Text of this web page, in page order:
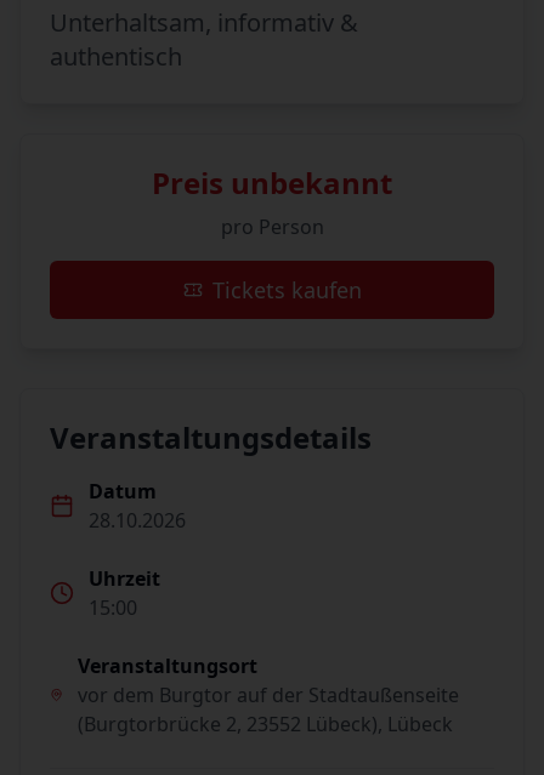
Unterhaltsam, informativ &
authentisch
Preis unbekannt
pro Person
Tickets kaufen
Veranstaltungsdetails
Datum
28.10.2026
Uhrzeit
15:00
Veranstaltungsort
vor dem Burgtor auf der Stadtaußenseite
(Burgtorbrücke 2, 23552 Lübeck), Lübeck